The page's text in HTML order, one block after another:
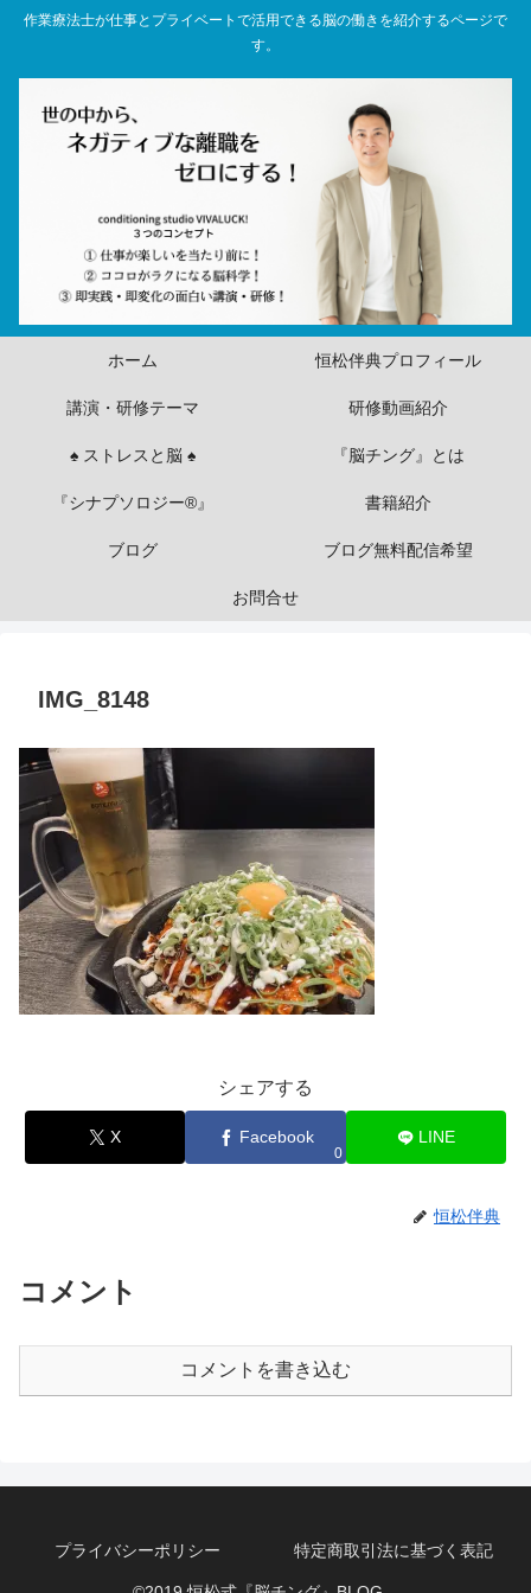
作業療法士が仕事とプライベートで活用できる脳の働きを紹介するページで
す。
ホーム 恒松伴典プロフィール
講演・研修テーマ 研修動画紹介
♠ ストレスと脳 ♠ 『脳チング』とは
『シナプソロジー®』 書籍紹介
ブログ ブログ無料配信希望
お問合せ
IMG_8148
シェアする
X Facebook
0
LINE
恒松伴典
コメント
コメントを書き込む
プライバシーポリシー 特定商取引法に基づく表記